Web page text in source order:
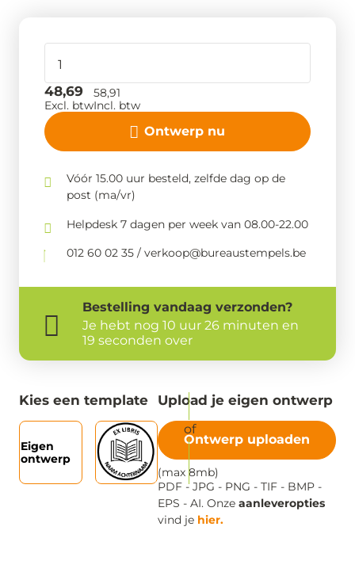
Ontwerp nu
48,69
Excl. btw
58,91
Incl. btw
Vóór 15.00 uur besteld, zelfde dag op de
post (ma/vr)
Helpdesk 7 dagen per week van 08.00-22.00
012 60 02 35 / verkoop@bureaustempels.be
Bestelling vandaag verzonden?
Je hebt nog 10 uur 26 minuten en
19 seconden over
Kies een template
Eigen
ontwerp
Upload je eigen ontwerp
Ontwerp uploaden
(max 8mb)
PDF - JPG - PNG - TIF - BMP -
EPS - AI. Onze aanleveropties
vind je hier.